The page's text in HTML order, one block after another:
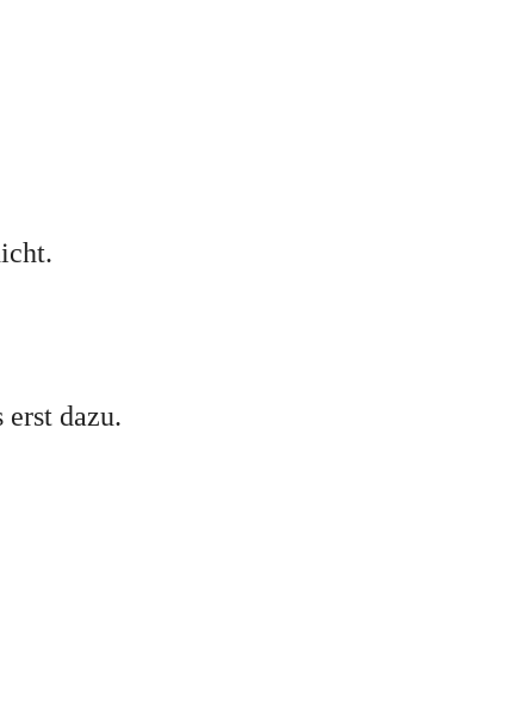
erst dazu.